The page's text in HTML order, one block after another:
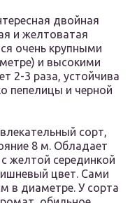
двойная
и желтоватая
очень крупными
и высокими
2-3 раза, устойчива
пепелицы и черной
сорт,
8 м. Обладает
желтой серединкой
цвет. Сами
в диаметре. У сорта